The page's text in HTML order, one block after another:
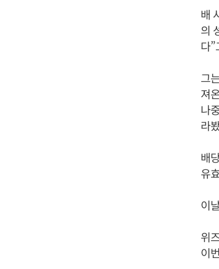
배
의
다
그
져
나
라
배
유
이
위
이